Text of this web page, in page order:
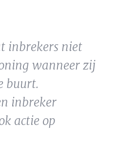
inbrekers niet
wanneer zij
buurt.
inbreker
actie op